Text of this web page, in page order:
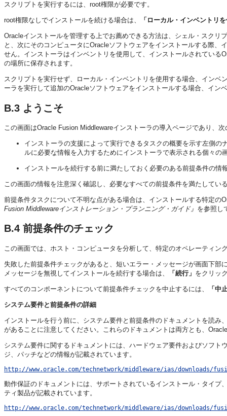
スクリプトを実行するには、root権限が必要です。
root権限なしでインストールを続ける場合は、 「ローカル・インベントリ
Oracleインストールを管理する上でお薦めできる方法は、シェル・スク
と、次にそのコンピュータにOracleソフトウェアをインストールする際
せん。インストーラはインベントリを使用して、インストールされてい
の場所に保存されます。
スクリプトを実行せず、ローカル・インベントリを使用する場合、イン
ーラを実行して追加のOracleソフトウェアをインストールする場合、イ
B.3 ようこそ
この画面はOracle Fusion Middlewareインストーラの導入ページであり、
インストーラの支援によって実行できるタスクの概要を示す左側
ルに必要な情報を入力するためにインストーラで表示される個々の
インストールを続行する前に満たしておく必要のある前提条件の情
この画面の情報を注意深く確認し、必要なすべての前提条件を満たしてい
前提条件タスクについて不明な点がある場合は、インストールする特定
Fusion Middlewareインストレーション・プランニング・ガイド』 を参照し
B.4 前提条件のチェック
この画面では、ホスト・コンピュータを分析して、特定のオペレーティ
失敗した前提条件チェックがあると、短いエラー・メッセージが画面下部
メッセージを無視してインストールを続行する場合は、
「続行」 をクリッ
すべてのコンポーネントについて前提条件チェックを中止するには、 「中
システム要件と前提条件の詳細
インストールを行う前に、システム要件と前提条件のドキュメントを読
があることに注意してください。これらのドキュメントは両方とも、
システム要件に関するドキュメントには、ハードウェア要件およびソフ
ジ、パッチなどの情報が記載されています。
http://www.oracle.com/technetwork/middleware/ias/downloads/
動作保証のドキュメントには、サポートされているインストール・タイ
ティ製品が記載されています。
http://www.oracle.com/technetwork/middleware/ias/downloads/